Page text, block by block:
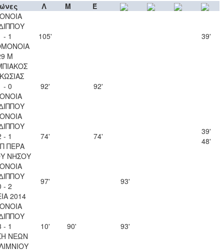
Λ Μ
Έ
- 1
Μ
105' 39'
- 0
92' 92'
- 1
ΠΕΡΑ
ΝΗΣΟΥ
74' 74'
39'
48'
- 2
2014
97' 93'
- 1
ΝΕΩΝ
10' 90' 93'